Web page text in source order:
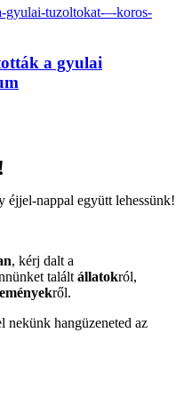
a gyulai
éjjel-nappal együtt lehessünk!
, kérj dalt a
talált állatokról,
ről.
nekünk hangüzeneted az